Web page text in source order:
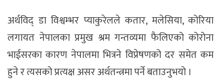
अर्थविद् डा विश्वम्भर प्याकुरेलले कतार, मलेसिया, कोरिया
लगायत नेपालका प्रमुख श्रम गन्तव्यमा फैलिएको कोरोना
भाईसरका कारण नेपालमा भित्रने विप्रेषणको दर समेत कम
हुने र त्यसको प्रत्यक्ष असर अर्थतन्त्रमा पर्ने बताउनुभयो ।